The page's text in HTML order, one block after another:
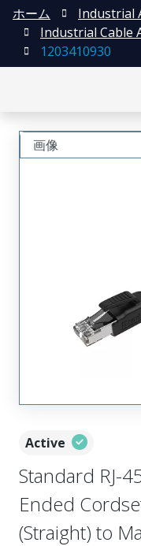
ホーム
Industrial
Industrial Cable
1203410930
Active
Standard RJ-
Ended
(Straight) to
画像